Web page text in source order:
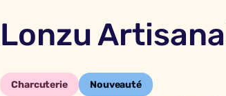
Lonzu
Charcuterie Nouveauté